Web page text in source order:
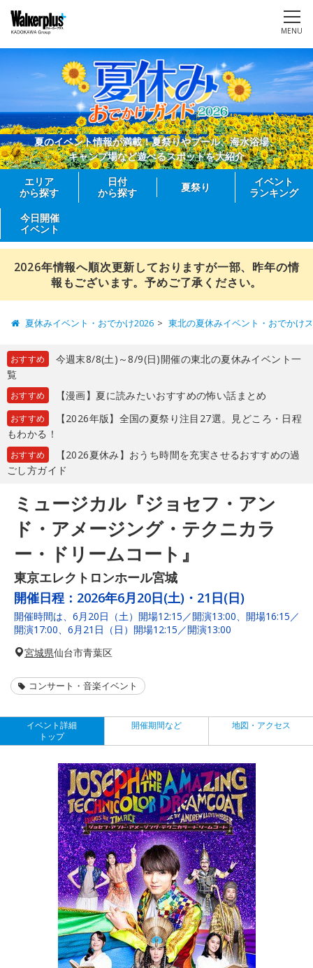
MENU
夏のイベント情報が満載！夏祭りやプール、海水浴場、
キャンプ場など遊べるスポットを大紹介
エリア
から探す
日付
から探す
夏祭り
イベント
ランキング
今日開催
イベント
2026年情報へ順次更新しておりますが一部、昨年の情
報もございます。予めご了承ください。
夏休みイベント・おでかけ2026 東北の夏休みイベント・おでかけ
おすすめ
今週末8/8(土)～8/9(日)開催の東北の夏休みイベント一
覧
おすすめ 【漫画】夏に読みたいおすすめの怖い話まとめ
おすすめ
【2026年版】全国の夏祭り注目27選。見どころ・日程
もわかる！
おすすめ
【2026夏休み】おうち時間を充実させるおすすめの過
ごし方ガイド
ミュージカル『ジョセフ・アン
ド・アメージング・テクニカラ
ー・ドリームコート』
東京エレクトロンホール宮城
開催日程： 2026年6月20日(土)・21日(日)
開催時間は、6月20日（土）開場12:15／開演13:00、開場16:15／
開演17:00、6月21日（日）開場12:15／開演13:00
宮城県仙台市青葉区
コンサート・音楽イベント
イベント詳細
トップ
開催期間など 地図・アクセス